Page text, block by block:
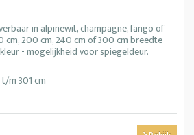
in alpinewit, champagne, fango of
cm, 200 cm, 240 cm of 300 cm breedte -
- mogelijkheid voor spiegeldeur.
t/m 301 cm